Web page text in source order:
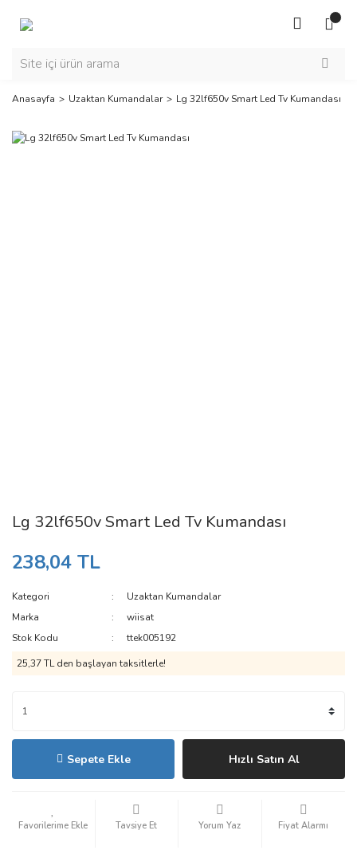
Anasayfa Uzaktan Kumandalar Lg 32lf650v Smart Led Tv Kumandası
Lg 32lf650v Smart Led Tv Kumandası
238,04 TL
Kategori
Uzaktan Kumandalar
Marka
wiisat
Stok Kodu
ttek005192
25,37 TL den başlayan taksitlerle!
Sepete Ekle Hızlı Satın Al
Tavsiye Et Yorum Yaz Fiyat Alarmı